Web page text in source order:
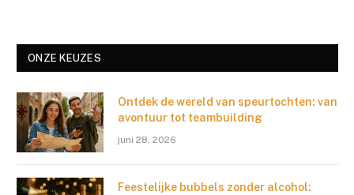
ONZE KEUZES
Ontdek de wereld van speurtochten: van
avontuur tot teambuilding
juni 28, 2026
Feestelijke bubbels zonder alcohol: